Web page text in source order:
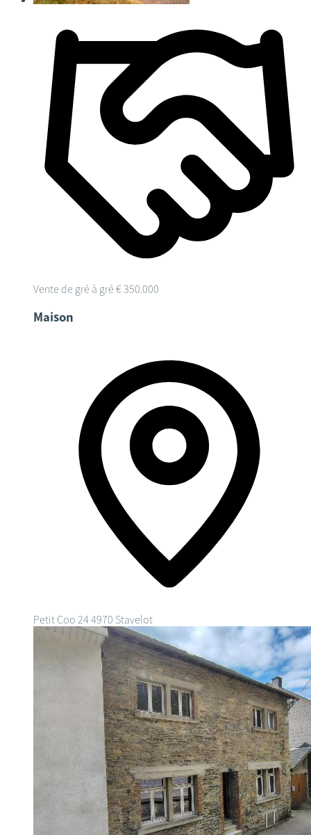
Vente de gré à gré € 350.000
Maison
Petit Coo 24 4970 Stavelot